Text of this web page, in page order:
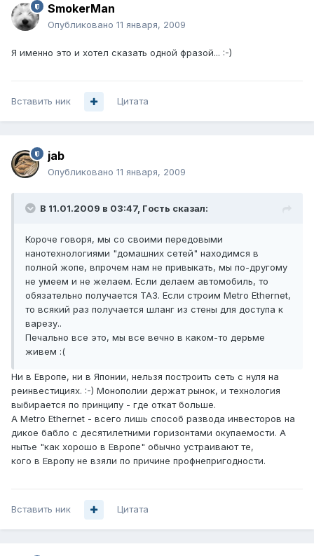
SmokerMan
Опубликовано 11 января, 2009
Я именно это и хотел сказать одной фразой... :-)
Вставить ник Цитата
jab
Опубликовано 11 января, 2009
В 11.01.2009 в 03:47, Гoсть сказал:
Короче говоря, мы со своими передовыми
нанотехнологиями "домашних сетей" находимся в
полной жопе, впрочем нам не привыкать, мы по-другому
не умеем и не желаем. Если делаем автомобиль, то
обязательно получается ТАЗ. Если строим Metro Ethernet,
то всякий раз получается шланг из стены для доступа к
варезу..
Печально все это, мы все вечно в каком-то дерьме
живем :(
Ни в Европе, ни в Японии, нельзя построить сеть с нуля на
реинвестициях. :-) Монополии держат рынок, и технология
выбирается по принципу - где откат больше.
А Metro Ethernet - всего лишь способ развода инвесторов на
дикое бабло с десятилетними горизонтами окупаемости. А
нытье "как хорошо в Европе" обычно устраивают те,
кого в Европу не взяли по причине профнепригодности.
Вставить ник Цитата